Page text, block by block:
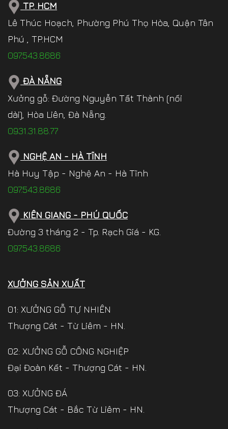
TP. HCM
Lê Thúc Hoạch, Phường Phú Thọ Hòa, Quận Tân
Phú , TP.HCM
097.543.8686
ĐÀ NẴNG
Xưởng gỗ: Đường Nguyễn Tất Thành (nối
dài), Hòa Liên, Đà Nẵng.
0931.31.88.77
NGHỆ AN - HÀ TĨNH
Hà Huy Tập - Nghệ An - Hà Tĩnh
097.543.8686
KIÊN GIANG - PHÚ QUỐC
Đường 3 tháng 2 - Tp. Rạch Giá - KG.
097.543.8686
XƯỞNG SẢN XUẤT
01: XƯỞNG GỖ TỰ NHIÊN
Thượng Cát - Từ Liêm - HN.
02: XƯỞNG GỖ CÔNG NGHIỆP
Đại Đoàn Kết - Thượng Cát - HN.
03: XƯỞNG ĐÁ
Thượng Cát - Bắc Từ Liêm - HN.